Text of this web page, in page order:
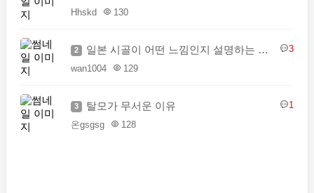
Hhskd
130
2 일본 시골이 어떤 느낌인지 설명하는 일본인
3
wan1004
129
3 탈모가 무서운 이유
1
온gsgsg
128